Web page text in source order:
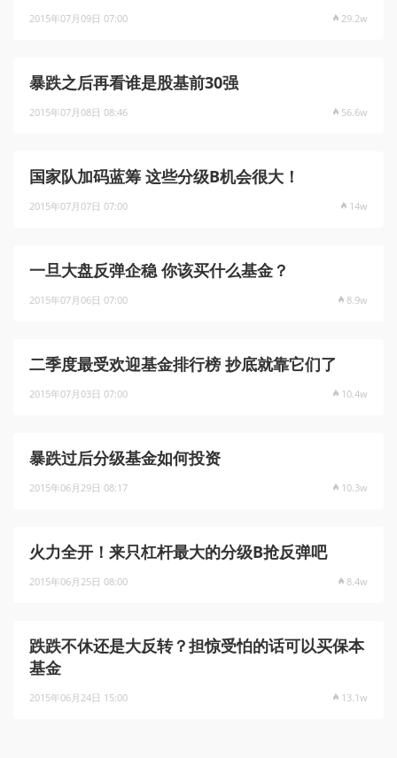
2015年07月09日 07:00 29.2w
暴跌之后再看谁是股基前30强
2015年07月08日 08:46 56.6w
国家队加码蓝筹 这些分级B机会很大！
2015年07月07日 07:00 14w
一旦大盘反弹企稳 你该买什么基金？
2015年07月06日 07:00 8.9w
二季度最受欢迎基金排行榜 抄底就靠它们了
2015年07月03日 07:00 10.4w
暴跌过后分级基金如何投资
2015年06月29日 08:17 10.3w
火力全开！来只杠杆最大的分级B抢反弹吧
2015年06月25日 08:00 8.4w
跌跌不休还是大反转？担惊受怕的话可以买保本
基金
2015年06月24日 15:00 13.1w